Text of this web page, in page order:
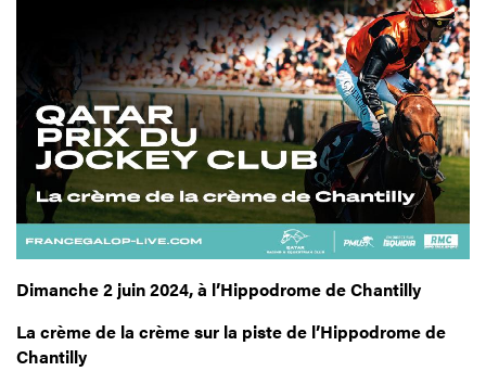
Dimanche 2 juin 2024, à l’Hippodrome de Chantilly
La crème de la crème sur la piste de l’Hippodrome de
Chantilly